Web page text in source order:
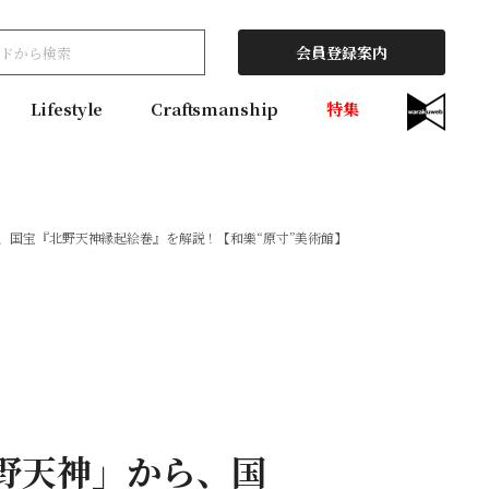
会員登録案内
Lifestyle Craftsmanship 特集
宝『北野天神縁起絵巻』を解説！【和樂“原寸”美術館】
天神」から、国